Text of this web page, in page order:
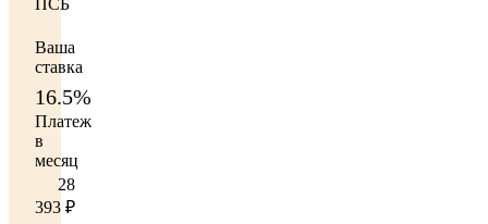
Ваша
ставка
16.5%
Платеж
в
месяц
28
393 ₽